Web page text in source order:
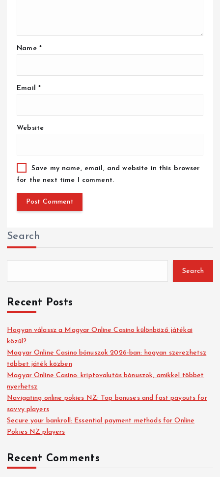
Name *
Email *
Website
Save my name, email, and website in this browser
for the next time I comment.
Search
Search
Recent Posts
Hogyan válassz a Magyar Online Casino különböző játékai
közül?
Magyar Online Casino bónuszok 2026-ban: hogyan szerezhetsz
többet játék közben
Magyar Online Casino: kriptovalutás bónuszok, amikkel többet
nyerhetsz
Navigating online pokies NZ: Top bonuses and fast payouts for
savvy players
Secure your bankroll: Essential payment methods for Online
Pokies NZ players
Recent Comments